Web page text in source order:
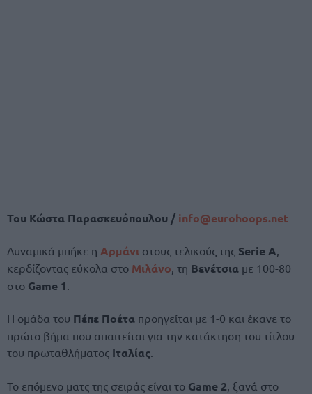
Του Κώστα Παρασκευόπουλου / info@eurohoops.net
Δυναμικά μπήκε η Αρμάνι στους τελικούς της Serie A,
κερδίζοντας εύκολα στο Μιλάνο, τη Βενέτσια με 100-80
στο Game 1.
Η ομάδα του Πέπε Ποέτα προηγείται με 1-0 και έκανε το
πρώτο βήμα που απαιτείται για την κατάκτηση του τίτλου
του πρωταθλήματος Ιταλίας.
Το επόμενο ματς της σειράς είναι το Game 2 , ξανά στο